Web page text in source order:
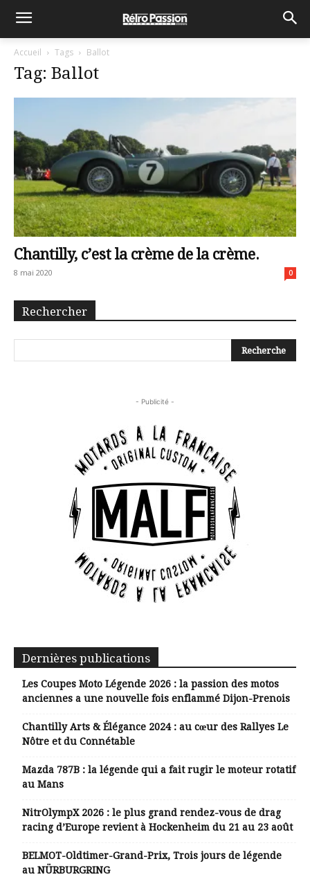
Accueil Tags Ballot
Tag: Ballot
Chantilly, c’est la crème de la crème.
8 mai 2020 0
Rechercher
- Publicité -
Dernières publications
Les Coupes Moto Légende 2026 : la passion des motos
anciennes a une nouvelle fois enflammé Dijon-Prenois
Chantilly Arts & Élégance 2024 : au cœur des Rallyes Le
Nôtre et du Connétable
Mazda 787B : la légende qui a fait rugir le moteur rotatif
au Mans
NitrOlympX 2026 : le plus grand rendez-vous de drag
racing d’Europe revient à Hockenheim du 21 au 23 août
BELMOT-Oldtimer-Grand-Prix, Trois jours de légende
au NÜRBURGRING